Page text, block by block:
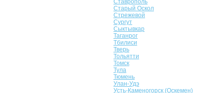
Ставрополь
Старый Оскол
Стрежевой
Сургут
Сыктывкар
Таганрог
Тбилиси
Тверь
Тольятти
Томск
Тула
Тюмень
Улан-Удэ
Усть-Каменогорск (Оскемен)